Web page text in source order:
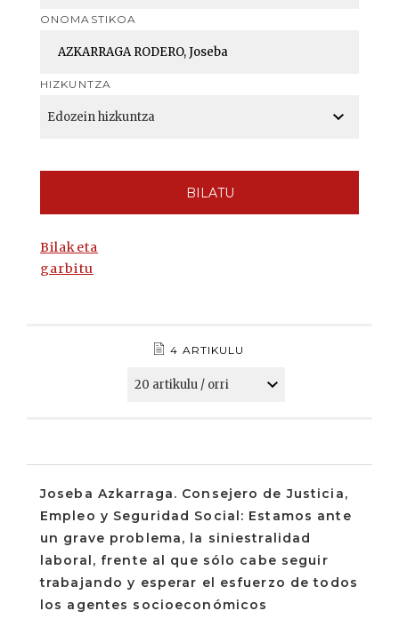
ONOMASTIKOA
HIZKUNTZA
BILATU
Bilaketa
garbitu
4 ARTIKULU
Joseba Azkarraga. Consejero de Justicia,
Empleo y Seguridad Social: Estamos ante
un grave problema, la siniestralidad
laboral, frente al que sólo cabe seguir
trabajando y esperar el esfuerzo de todos
los agentes socioeconómicos